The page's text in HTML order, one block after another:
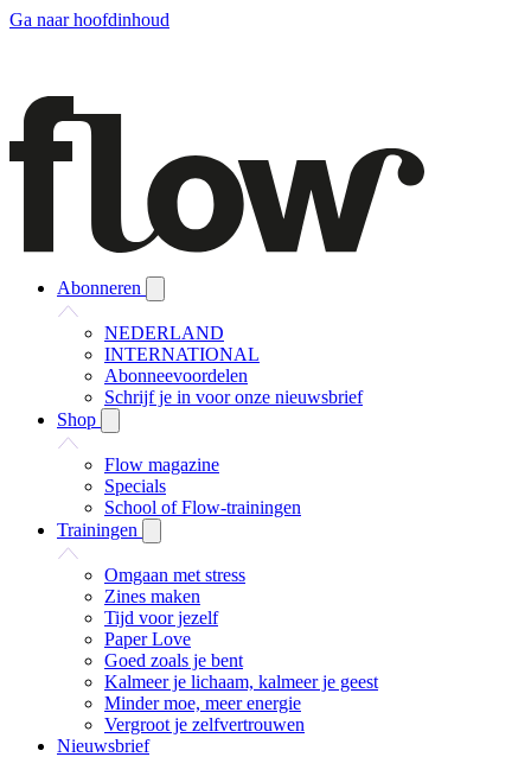
Ga naar hoofdinhoud
Abonneren
NEDERLAND
INTERNATIONAL
Abonneevoordelen
Schrijf je in voor onze nieuwsbrief
Shop
Flow magazine
Specials
School of Flow-trainingen
Trainingen
Omgaan met stress
Zines maken
Tijd voor jezelf
Paper Love
Goed zoals je bent
Kalmeer je lichaam, kalmeer je geest
Minder moe, meer energie
Vergroot je zelfvertrouwen
Nieuwsbrief